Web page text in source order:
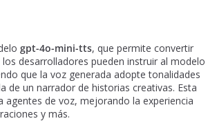
gpt-4o-mini-tts, que permite convertir
desarrolladores pueden instruir al modelo
que la voz generada adopte tonalidades
de un narrador de historias creativas. Esta
agentes de voz, mejorando la experiencia
y más.